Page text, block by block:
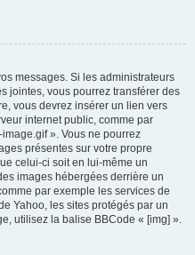
messages. Si les administrateurs
jointes, vous pourrez transférer des
vous devrez insérer un lien vers
internet public, comme par
». Vous ne pourrez
présentes sur votre propre
celui-ci soit en lui-même un
images hébergées derrière un
par exemple les services de
Yahoo, les sites protégés par un
utilisez la balise BBCode « [img] ».